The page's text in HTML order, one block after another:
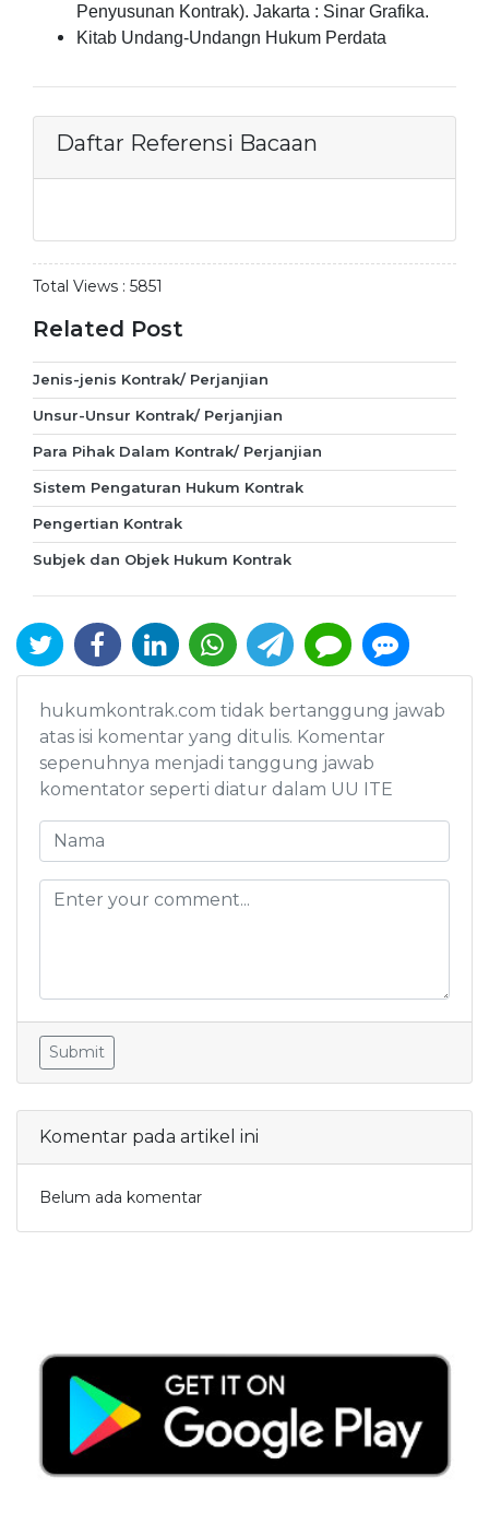
Penyusunan Kontrak). Jakarta : Sinar Grafika.
Kitab Undang-Undangn Hukum Perdata
Daftar Referensi Bacaan
Total Views : 5851
Related Post
Jenis-jenis Kontrak/ Perjanjian
Unsur-Unsur Kontrak/ Perjanjian
Para Pihak Dalam Kontrak/ Perjanjian
Sistem Pengaturan Hukum Kontrak
Pengertian Kontrak
Subjek dan Objek Hukum Kontrak
hukumkontrak.com tidak bertanggung jawab
atas isi komentar yang ditulis. Komentar
sepenuhnya menjadi tanggung jawab
komentator seperti diatur dalam UU ITE
Submit
Komentar pada artikel ini
Belum ada komentar